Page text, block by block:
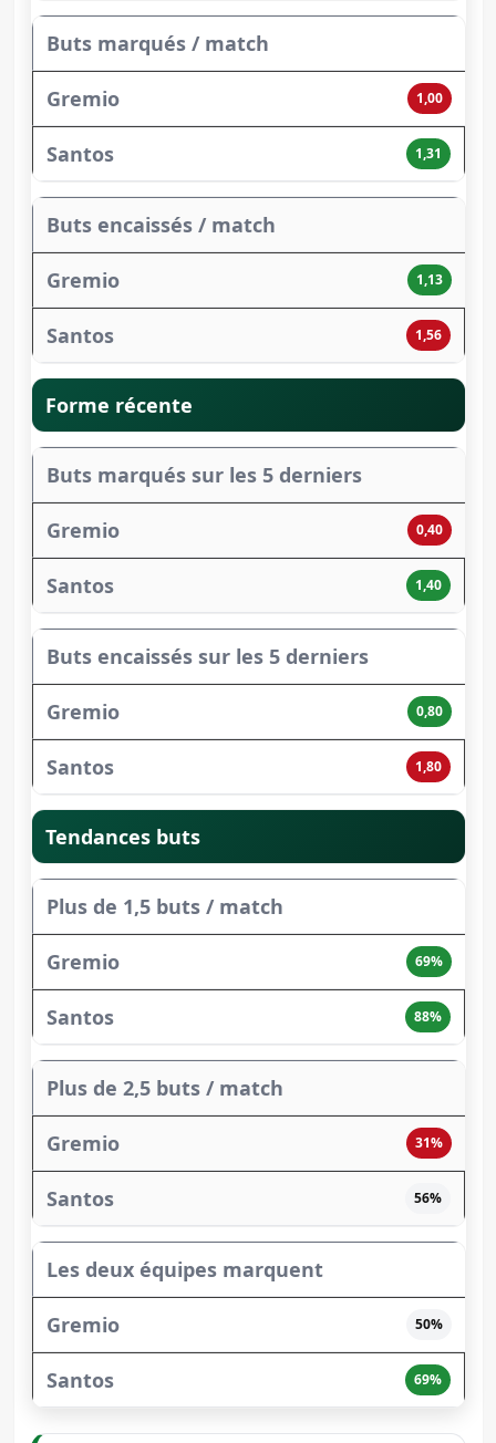
Buts marqués / match
1,00
1,31
Buts encaissés / match
1,13
1,56
Forme récente
Buts marqués sur les 5 derniers
0,40
1,40
Buts encaissés sur les 5 derniers
0,80
1,80
Tendances buts
Plus de 1,5 buts / match
69%
88%
Plus de 2,5 buts / match
31%
56%
Les deux équipes marquent
50%
69%